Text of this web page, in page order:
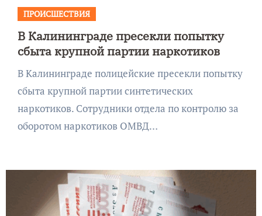
ПРОИСШЕСТВИЯ
В Калининграде пресекли попытку
сбыта крупной партии наркотиков
В Калининграде полицейские пресекли попытку
сбыта крупной партии синтетических
наркотиков. Сотрудники отдела по контролю за
оборотом наркотиков ОМВД…